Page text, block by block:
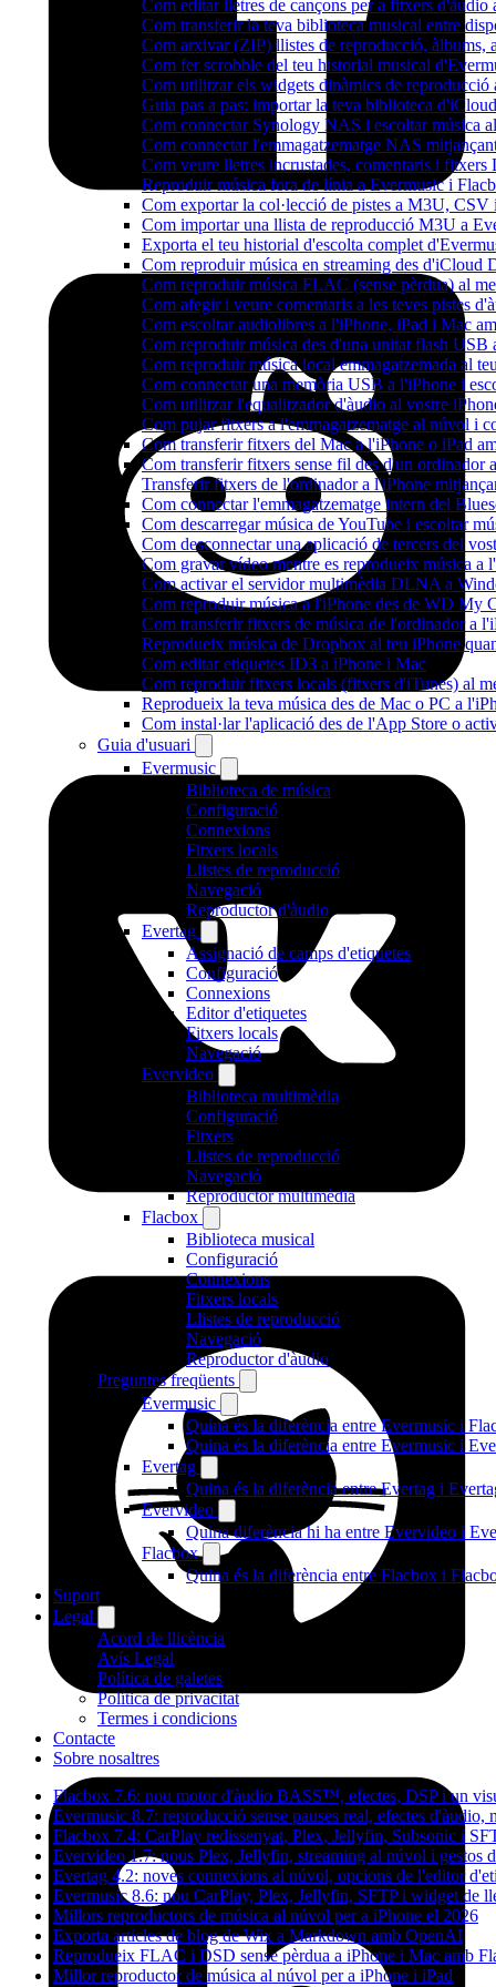
Com editar lletres de cançons per a fitxers
Com transferir la teva biblioteca musical entre
Com arxivar (ZIP) llistes de reproducció, àlbums,
Com fer scrobble del teu historial musical
Com utilitzar els widgets dinàmics de
Guia pas a pas: importar la teva biblioteca
Com connectar Synology NAS i escoltar música
Com connectar l'emmagatzematge NAS
Com veure lletres incrustades, comentaris i
Reproduir música fora de línia a Evermusic i
Com exportar la col·lecció de pistes a M3U,
Com importar una llista de reproducció M3U a
Exporta el teu historial d'escolta complet
Com reproduir música en streaming des d'iCloud
Com reproduir música FLAC (sense pèrdua) al
Com afegir i veure comentaris a les teves pistes
Com escoltar audiolibres a l'iPhone, iPad i Mac
Com reproduir música des d'una unitat flash
Com reproduir música local emmagatzemada al
Com connectar una memòria USB a l'iPhone i
Com utilitzar l'equalitzador d'àudio al vostre
Com pujar fitxers a l'emmagatzematge al núvol i
Com transferir fitxers del Mac a l'iPhone o iPad
Com transferir fitxers sense fil des d'un ordinador
Transferir fitxers de l'ordinador a l'iPhone
Com connectar l'emmagatzematge intern del
Com descarregar música de YouTube i escoltar
Com desconnectar una aplicació de tercers del
Com gravar vídeo mentre es reprodueix música a
Com activar el servidor multimèdia DLNA a
Com reproduir música a l'iPhone des de WD My
Com transferir fitxers de música de l'ordinador a
Reprodueix música de Dropbox al teu iPhone
Com editar etiquetes ID3 a iPhone i Mac
Com reproduir fitxers locals (fitxers d'iTunes) al
Reprodueix la teva música des de Mac o PC a
Com instal·lar l'aplicació des de l'App Store o
Guia d'usuari
Evermusic
Biblioteca de música
Configuració
Connexions
Fitxers locals
Llistes de reproducció
Navegació
Reproductor d'àudio
Evertag
Assignació de camps d'etiquetes
Configuració
Connexions
Editor d'etiquetes
Fitxers locals
Navegació
Evervideo
Biblioteca multimèdia
Configuració
Fitxers
Llistes de reproducció
Navegació
Reproductor multimèdia
Flacbox
Biblioteca musical
Configuració
Connexions
Fitxers locals
Llistes de reproducció
Navegació
Reproductor d'àudio
Preguntes freqüents
Evermusic
Quina és la diferència entre Evermusic i
Quina és la diferència entre Evermusic i
Evertag
Quina és la diferència entre Evertag i
Evervideo
Quina diferència hi ha entre Evervideo i
Flacbox
Quina és la diferència entre Flacbox i
Suport
Legal
Acord de llicència
Avís Legal
Política de galetes
Política de privacitat
Termes i condicions
Contacte
Sobre nosaltres
Flacbox 7.6: nou motor d'àudio BASS™, efectes, DSP i un
Evermusic 8.7: reproducció sense pauses real, efectes
Flacbox 7.4: CarPlay redissenyat, Plex, Jellyfin, Subsonic i
Evervideo 1.7: nous Plex, Jellyfin, streaming al núvol i gestos
Evertag 4.2: noves connexions al núvol, opcions de l'editor
Evermusic 8.6: nou CarPlay, Plex, Jellyfin, SFTP i widget de
Millors reproductors de música al núvol per a iPhone el 2026
Exporta articles de blog de Wix a Markdown amb OpenAI
Reprodueix FLAC i DSD sense pèrdua a iPhone i Mac amb
Millor reproductor de música al núvol per a iPhone i iPad